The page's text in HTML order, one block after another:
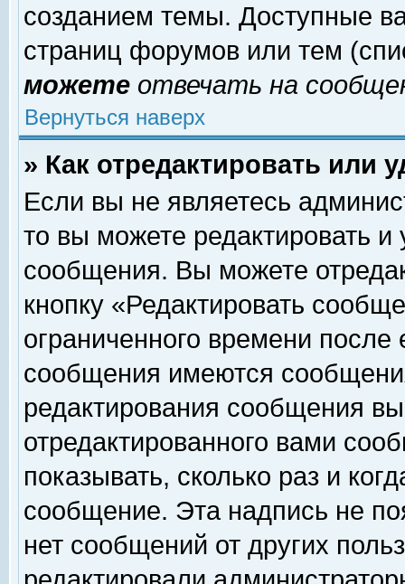
созданием темы. Доступные
страниц форумов или тем
можете отвечать на
Вернуться наверх
» Как отредактировать или
Если вы не являетесь
то вы можете редактировать и
сообщения. Вы можете
кнопку «Редактировать
ограниченного времени
сообщения имеются
редактирования сообщения
отредактированного вами
показывать, сколько раз и
сообщение. Эта надпись не
нет сообщений от других